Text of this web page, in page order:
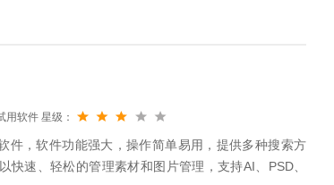
用软件 星级：
件，软件功能强大，操作简单易用，提供多种搜索方
速、轻松的管理素材和图片管理，支持AI、PSD、